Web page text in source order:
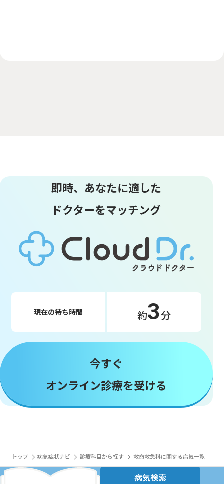
即時、あなたに適した
ドクターをマッチング
現在の待ち時間 約3分
今すぐ
オンライン診療を受ける
トップ 病気症状ナビ 診療科目から探す 救命救急科に関する病気一覧
病気検索